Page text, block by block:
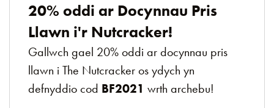
20% oddi ar Docynnau Pris
Llawn i'r Nutcracker!
Gallwch gael 20% oddi ar docynnau pris
llawn i The Nutcracker os ydych yn
defnyddio cod BF2021 wrth archebu!